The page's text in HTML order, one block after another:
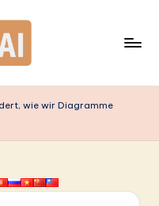
wie wir Diagramme